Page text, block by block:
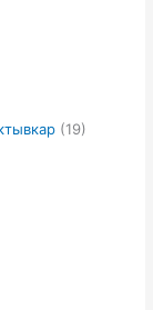
(19)